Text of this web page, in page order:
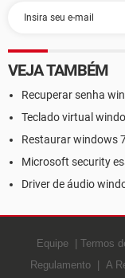
VEJA TAMBÉM
Recuperar senha
Teclado virtual
Restaurar windows
Microsoft security
Driver de áudio
Equipe Termos
Regulamento
A